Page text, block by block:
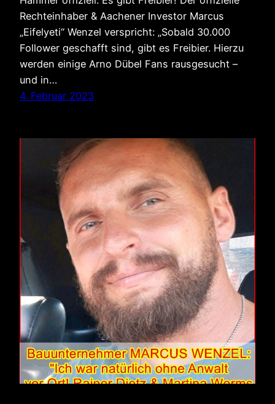
Rechteinhaber & Aachener Investor Marcus
„Eifelyeti“ Wenzel verspricht: „Sobald 30.000
Follower geschafft sind, gibt es Freibier. Hierzu
werden einige Arno Dübel Fans rausgesucht –
und in…
4. Februar 2023